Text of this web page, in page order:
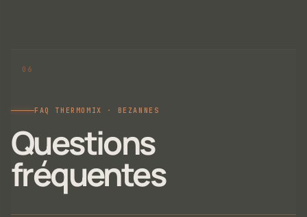
FAQ THERMOMIX · BEZANNES
Questions
fréquentes